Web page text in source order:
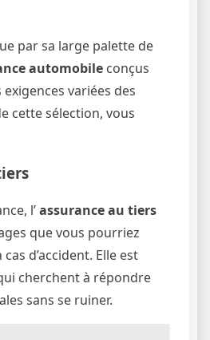
par sa large palette de
automobile conçus
variées des
cette sélection, vous
l’assurance au tiers
que vous pourriez
d’accident. Elle est
cherchent à répondre
sans se ruiner.